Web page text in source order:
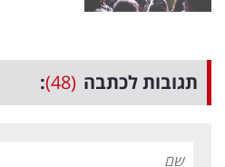
תגובות לכתבה (48)
: